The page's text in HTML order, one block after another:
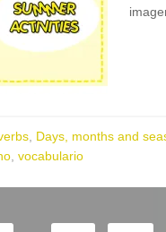
Days, months and
vocabulario